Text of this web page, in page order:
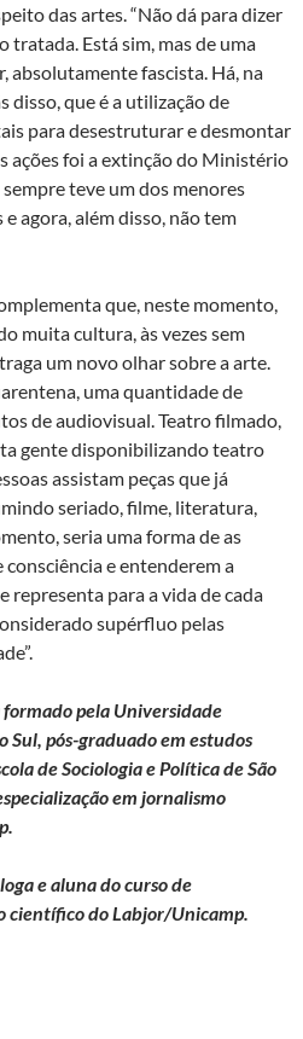
das artes. “Não dá para dizer
tratada. Está sim, mas de uma
absolutamente fascista. Há, na
disso, que é a utilização de
para desestruturar e desmontar
ações foi a extinção do Ministério
teve um dos menores
agora, além disso, não tem
que, neste momento,
muita cultura, às vezes sem
um novo olhar sobre a arte.
uma quantidade de
de audiovisual. Teatro filmado,
gente disponibilizando teatro
assistam peças que já
seriado, filme, literatura,
seria uma forma de as
e entenderem a
representa para a vida de cada
supérfluo pelas
pela Universidade
Sul, pós-graduado em estudos
de Sociologia e Política de São
em jornalismo
e aluna do curso de
científico do Labjor/Unicamp.